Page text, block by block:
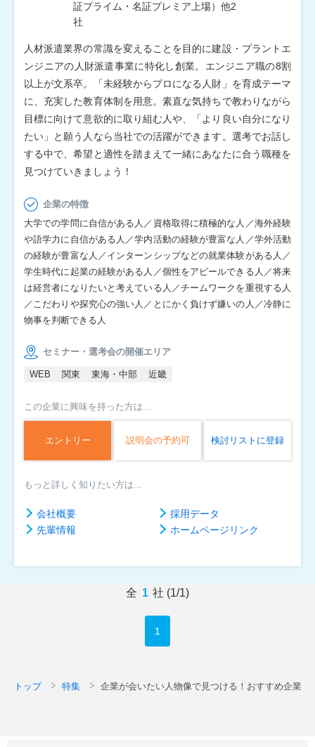
人材派遣業界の常識を変えることを目的に建設・プラントエ
ンジニアの人財派遣事業に特化し創業。エンジニア職の8割
以上が文系卒。「未経験からプロになる人財」を育成テーマ
に、充実した教育体制を用意。素直な気持ちで教わりながら
目標に向けて意欲的に取り組む人や、「より良い自分になり
たい」と願う人なら当社での活躍ができます。選考でお話し
する中で、希望と適性を踏まえて一緒にあなたに合う職種を
見つけていきましょう！
企業の特徴
大学での学問に自信がある人／資格取得に積極的な人／海外経験
や語学力に自信がある人／学内活動の経験が豊富な人／学外活動
の経験が豊富な人／インターンシップなどの就業体験がある人／
学生時代に起業の経験がある人／個性をアピールできる人／将来
は経営者になりたいと考えている人／チームワークを重視する人
／こだわりや探究心の強い人／とにかく負けず嫌いの人／冷静に
物事を判断できる人
セミナー・選考会の開催エリア
WEB 関東 東海・中部 近畿
この企業に興味を持った方は...
エントリー 説明会の予約可 検討リストに登録
もっと詳しく知りたい方は...
会社概要
採用データ
先輩情報
ホームページリンク
全 1 社 (1/1)
1
トップ 特集 企業が会いたい人物像で見つける！おすすめ企業特